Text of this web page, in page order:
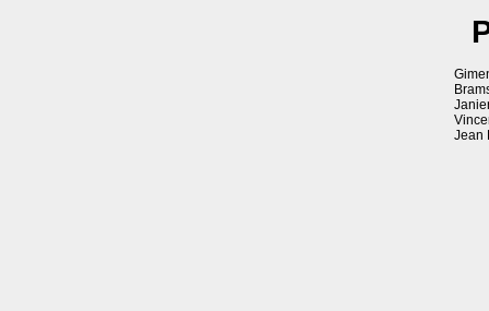
Jean